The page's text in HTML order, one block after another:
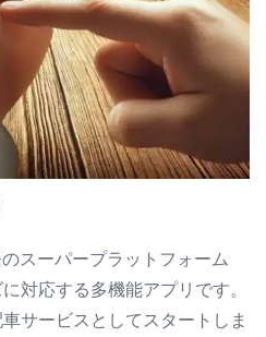
スーパープラットフォーム
対応する多機能アプリです。
サービスとしてスタートしま